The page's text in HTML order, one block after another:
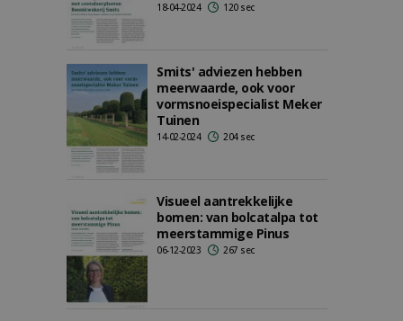
18-04-2024 120 sec
Smits' adviezen hebben
meerwaarde, ook voor
vormsnoeispecialist Meker
Tuinen
14-02-2024 204 sec
Visueel aantrekkelijke
bomen: van bolcatalpa tot
meerstammige Pinus
06-12-2023 267 sec